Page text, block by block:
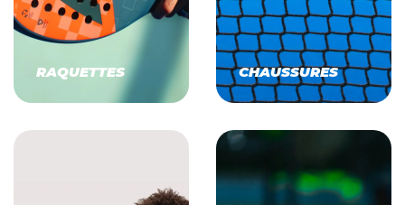
RAQUETTES CHAUSSURES